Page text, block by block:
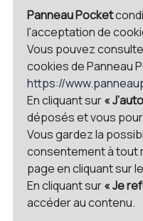
Panneau Pocket
l'acceptation de
Vous pouvez
cookies de Panneau
https://
En cliquant sur«
déposés et vous
Vous gardez la
consentement à tout
page en cliquant sur
En cliquant sur« Je
accéder au contenu.